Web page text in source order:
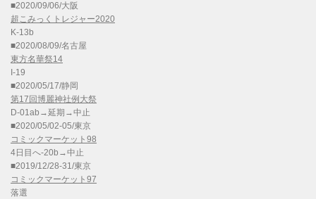
■2020/09/06/大阪
超こみっくトレジャー2020
K-13b
■2020/08/09/名古屋
東方名華祭14
I-19
■2020/05/17/静岡
第17回博麗神社例大祭
D-01ab→延期→中止
■2020/05/02-05/東京
コミックマーケット98
4日目へ-20b→中止
■2019/12/28-31/東京
コミックマーケット97
落選